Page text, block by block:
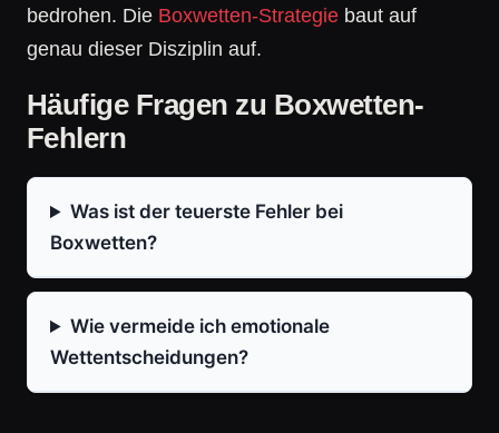
bedrohen. Die Boxwetten-Strategie baut auf
genau dieser Disziplin auf.
Häufige Fragen zu Boxwetten-
Fehlern
Was ist der teuerste Fehler bei
Boxwetten?
Wie vermeide ich emotionale
Wettentscheidungen?